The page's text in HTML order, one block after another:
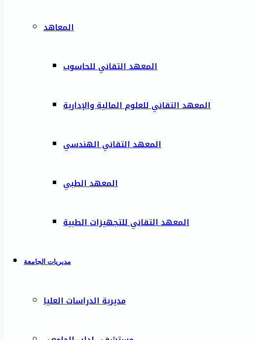
المعاهد
المعهد التقاني للحاسوب
المعهد التقاني للعلوم المالية والإدارية
المعهد التقاني الهندسي
المعهد الطبي
المعهد التقاني للتجهيزات الطبية
مديريات الجامعة
مديرية الدراسات العليا